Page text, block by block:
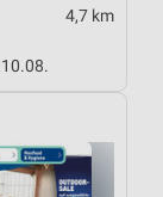
4,7 km